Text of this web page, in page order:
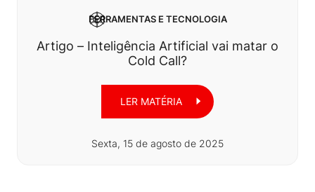
FERRAMENTAS E TECNOLOGIA
Artigo – Inteligência Artificial vai matar o
Cold Call?
LER MATÉRIA
Sexta, 15 de agosto de 2025